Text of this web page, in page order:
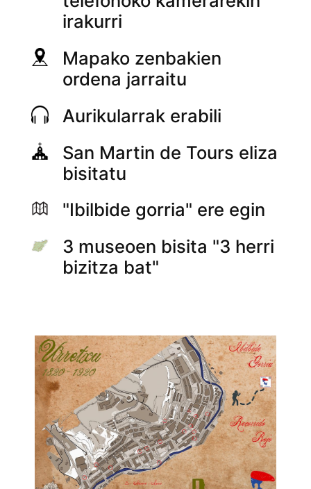
irakurri
Mapako zenbakien
ordena jarraitu
Aurikularrak erabili
San Martin de Tours eliza
bisitatu
"Ibilbide gorria" ere egin
3 museoen bisita "3 herri
bizitza bat"